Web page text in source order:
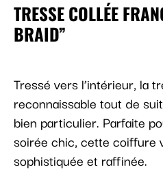
TRESSE COLLÉE
BRAID”
Tressé vers l’intérieur, la
reconnaissable tout de
bien particulier. Parfaite
soirée chic, cette coiffure
sophistiquée et raffinée.